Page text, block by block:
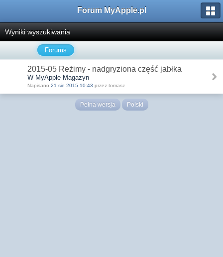
Forum MyApple.pl
Wyniki wyszukiwania
Forums
2015-05 Reżimy - nadgryziona część jabłka
W MyApple Magazyn
Napisano 21 sie 2015 10:43 przez tomasz
Pełna wersja Polski